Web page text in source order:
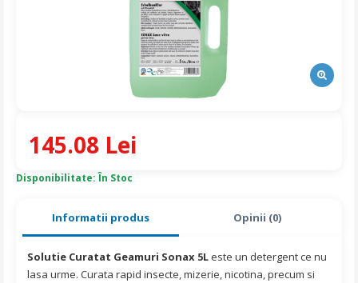
Informatii produs Opinii (0)
Solutie Curatat Geamuri Sonax 5L este un detergent ce nu
lasa urme. Curata rapid insecte, mizerie, nicotina, precum si
Disponibilitate: În Stoc
145.08 Lei